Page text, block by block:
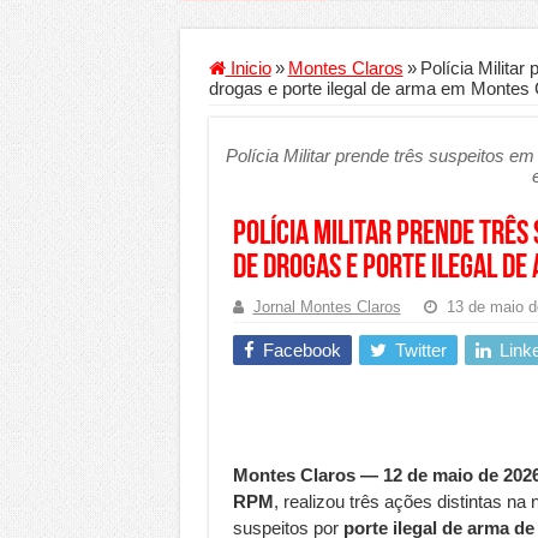
Criador de Sites ou VPS:
Conheça a melhor
Segurança digital se torna
Comércio Interativo
PF e Emissoras Apertam
De economista a
Marcenaria sob medida:
Do estudo à aprovação:
Qualidade do produto e
Inicio » Montes Claros » Polícia Militar
drogas e porte ilegal de arma em Montes
Polícia Militar prende três suspeitos
Polícia Militar prende três
de drogas e porte ilegal de
Jornal Montes Claros 13 de maio
Facebook Twitter
Montes Claros — 12 de maio de
RPM, realizou três ações distintas na
suspeitos por porte ilegal de arma